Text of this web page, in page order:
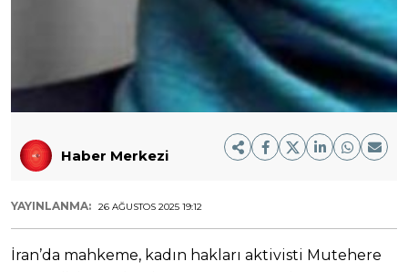
Haber Merkezi
YAYINLANMA: 26 AĞUSTOS 2025 19:12
İran’da mahkeme, kadın hakları aktivisti Mutehere